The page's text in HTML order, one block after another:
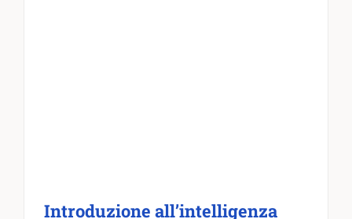
Introduzione all’intelligenza